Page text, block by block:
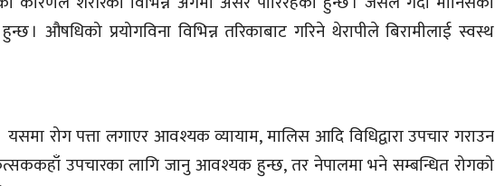
। औषधिको प्रयोगविना विभिन्न तरिकाबाट गरिने थेरापीले बिरामीलाई स्वस्थ
रोग पत्ता लगाएर आवश्यक व्यायाम, मालिस आदि विधिद्वारा उपचार गराउन
उपचारका लागि जानु आवश्यक हुन्छ, तर नेपालमा भने सम्बन्धित रोगको